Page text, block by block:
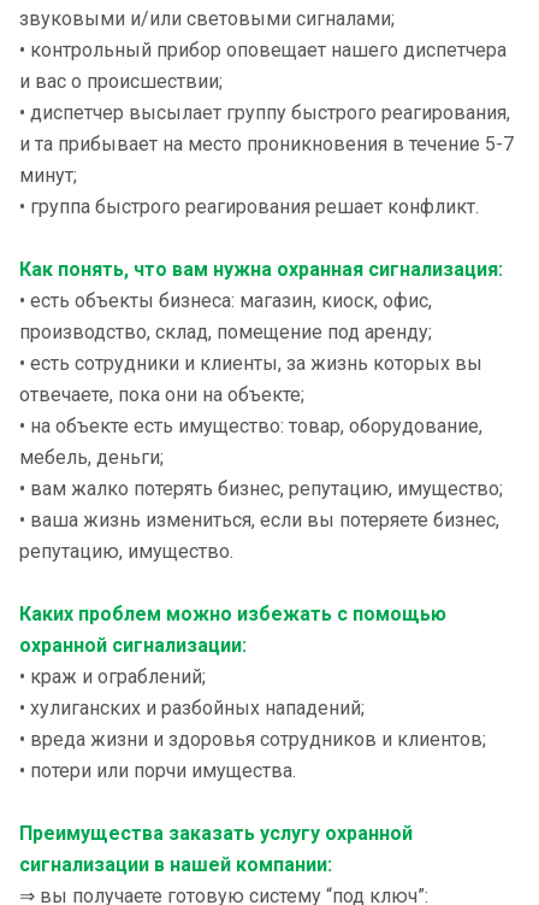
звуковыми и/или световыми сигналами;
• контрольный прибор оповещает нашего диспетчера
и вас о происшествии;
• диспетчер высылает группу быстрого реагирования,
и та прибывает на место проникновения в течение 5-7
минут;
• группа быстрого реагирования решает конфликт.
Как понять, что вам нужна охранная сигнализация:
• есть объекты бизнеса: магазин, киоск, офис,
производство, склад, помещение под аренду;
• есть сотрудники и клиенты, за жизнь которых вы
отвечаете, пока они на объекте;
• на объекте есть имущество: товар, оборудование,
мебель, деньги;
• вам жалко потерять бизнес, репутацию, имущество;
• ваша жизнь измениться, если вы потеряете бизнес,
репутацию, имущество.
Каких проблем можно избежать с помощью
охранной сигнализации:
• краж и ограблений;
• хулиганских и разбойных нападений;
• вреда жизни и здоровья сотрудников и клиентов;
• потери или порчи имущества.
Преимущества заказать услугу охранной
сигнализации в нашей компании:
⇒ вы получаете готовую систему “под ключ”: